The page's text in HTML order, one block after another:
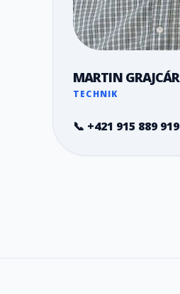
MARTIN GRAJCÁR
TECHNIK
📞 +421 915 889 919